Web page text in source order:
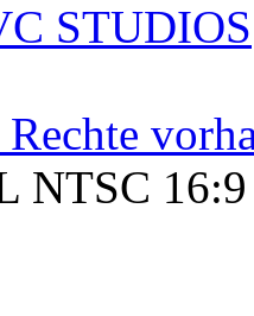
STUDIOS
NTSC